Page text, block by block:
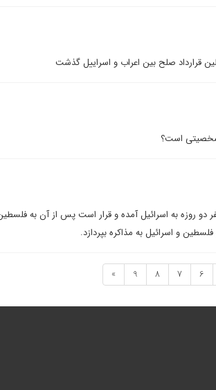
شخصيتى است؟
دو روزه به اسرائيل آمده و قرار است پس از آن به
و اسرائيل به مذاکره بپردازد.
6
7
8
9
»